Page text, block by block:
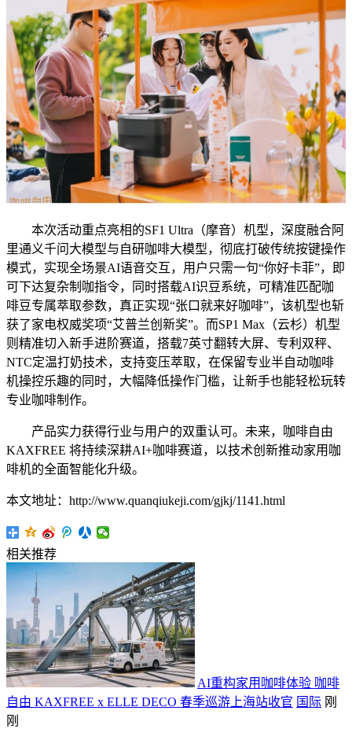
本次活动重点亮相的SF1 Ultra（摩音）机型，深度融合阿
里通义千问大模型与自研咖啡大模型，彻底打破传统按键操作
模式，实现全场景AI语音交互，用户只需一句“你好卡菲”，即
可下达复杂制咖指令，同时搭载AI识豆系统，可精准匹配咖
啡豆专属萃取参数，真正实现“张口就来好咖啡”，该机型也斩
获了家电权威奖项“艾普兰创新奖”。而SP1 Max（云杉）机型
则精准切入新手进阶赛道，搭载7英寸翻转大屏、专利双秤、
NTC定温打奶技术，支持变压萃取，在保留专业半自动咖啡
机操控乐趣的同时，大幅降低操作门槛，让新手也能轻松玩转
专业咖啡制作。
产品实力获得行业与用户的双重认可。未来，咖啡自由
KAXFREE 将持续深耕AI+咖啡赛道，以技术创新推动家用咖
啡机的全面智能化升级。
本文地址：http://www.quanqiukeji.com/gjkj/1141.html
相关推荐
AI重构家用咖啡体验 咖啡
自由 KAXFREE x ELLE DECO 春季巡游上海站收官 国际 刚
刚